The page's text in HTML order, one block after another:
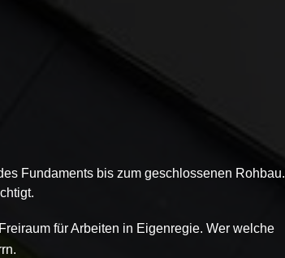
Fundaments bis zum geschlossenen Rohbau.
für Arbeiten in Eigenregie. Wer welche